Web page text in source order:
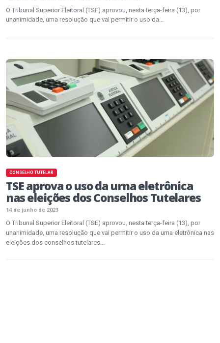
O Tribunal Superior Eleitoral (TSE) aprovou, nesta terça-feira (13), por
unanimidade, uma resolução que vai permitir o uso da...
CONSELHO TUTELAR
TSE aprova o uso da urna eletrônica
nas eleições dos Conselhos Tutelares
14 de junho de 2023
O Tribunal Superior Eleitoral (TSE) aprovou, nesta terça-feira (13), por
unanimidade, uma resolução que vai permitir o uso da urna eletrônica nas
eleições dos conselhos tutelares...